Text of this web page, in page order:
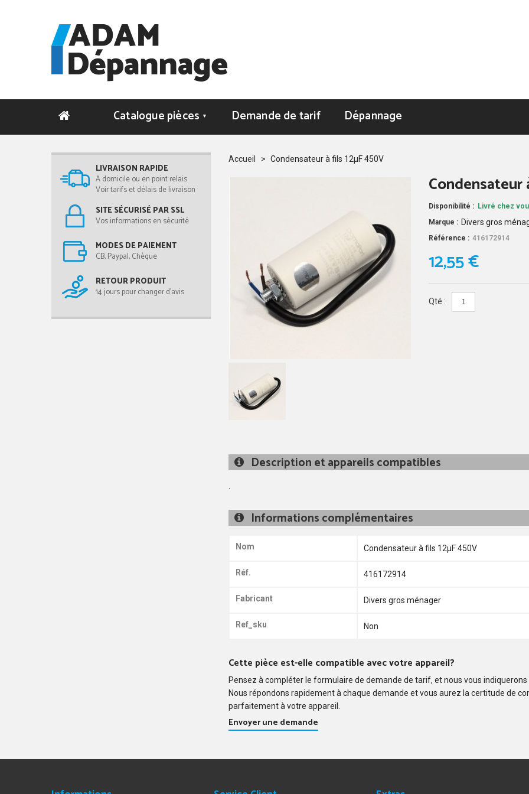
Catalogue pièces ▼ Demande de tarif Dépannage
Accueil > Condensateur à fils 12µF 450V
Condensateur
Disponibilité : Livré chez
Marque : Divers gros
Référence : 416172914
12,55 €
Qté :
Description et appareils compatibles
Informations complémentaires
Nom Condensateur à fils 12µF 450V
Réf. 416172914
Fabricant Divers gros ménager
Ref_sku Non
Cette pièce est-elle compatible avec votre appareil?
Pensez à compléter le formulaire de demande de tarif, et nous vous
Nous répondons rapidement à chaque demande et vous aurez la certitude de
parfaitement à votre appareil.
Envoyer une demande
LIVRAISON RAPIDE
A domicile ou en point relais
Voir tarifs et délais de livraison
SITE SÉCURISÉ PAR SSL
Vos informations en sécurité
MODES DE PAIEMENT
CB, Paypal, Chèque
RETOUR PRODUIT
14 jours pour changer d'avis